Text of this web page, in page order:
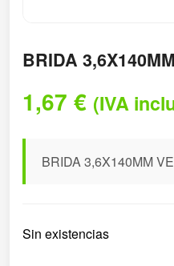
BRIDA
1,67 € (IVA
BRIDA 3,6X140MM
Sin existencias